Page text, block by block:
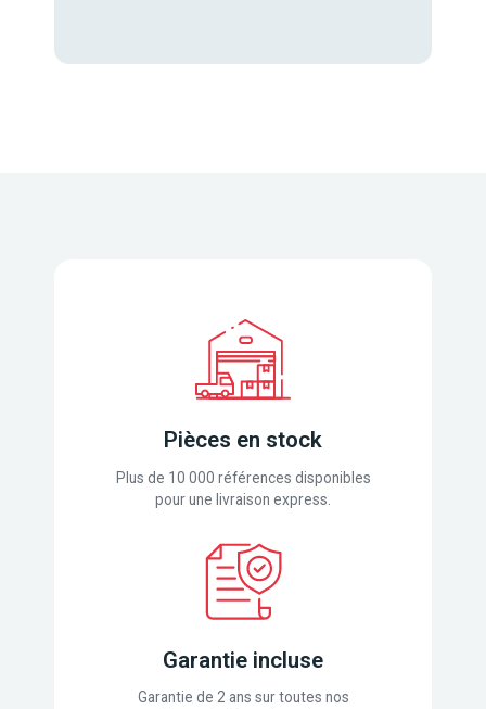
Pièces en stock
Plus de 10 000 références disponibles
pour une livraison express.
Garantie incluse
Garantie de 2 ans sur toutes nos